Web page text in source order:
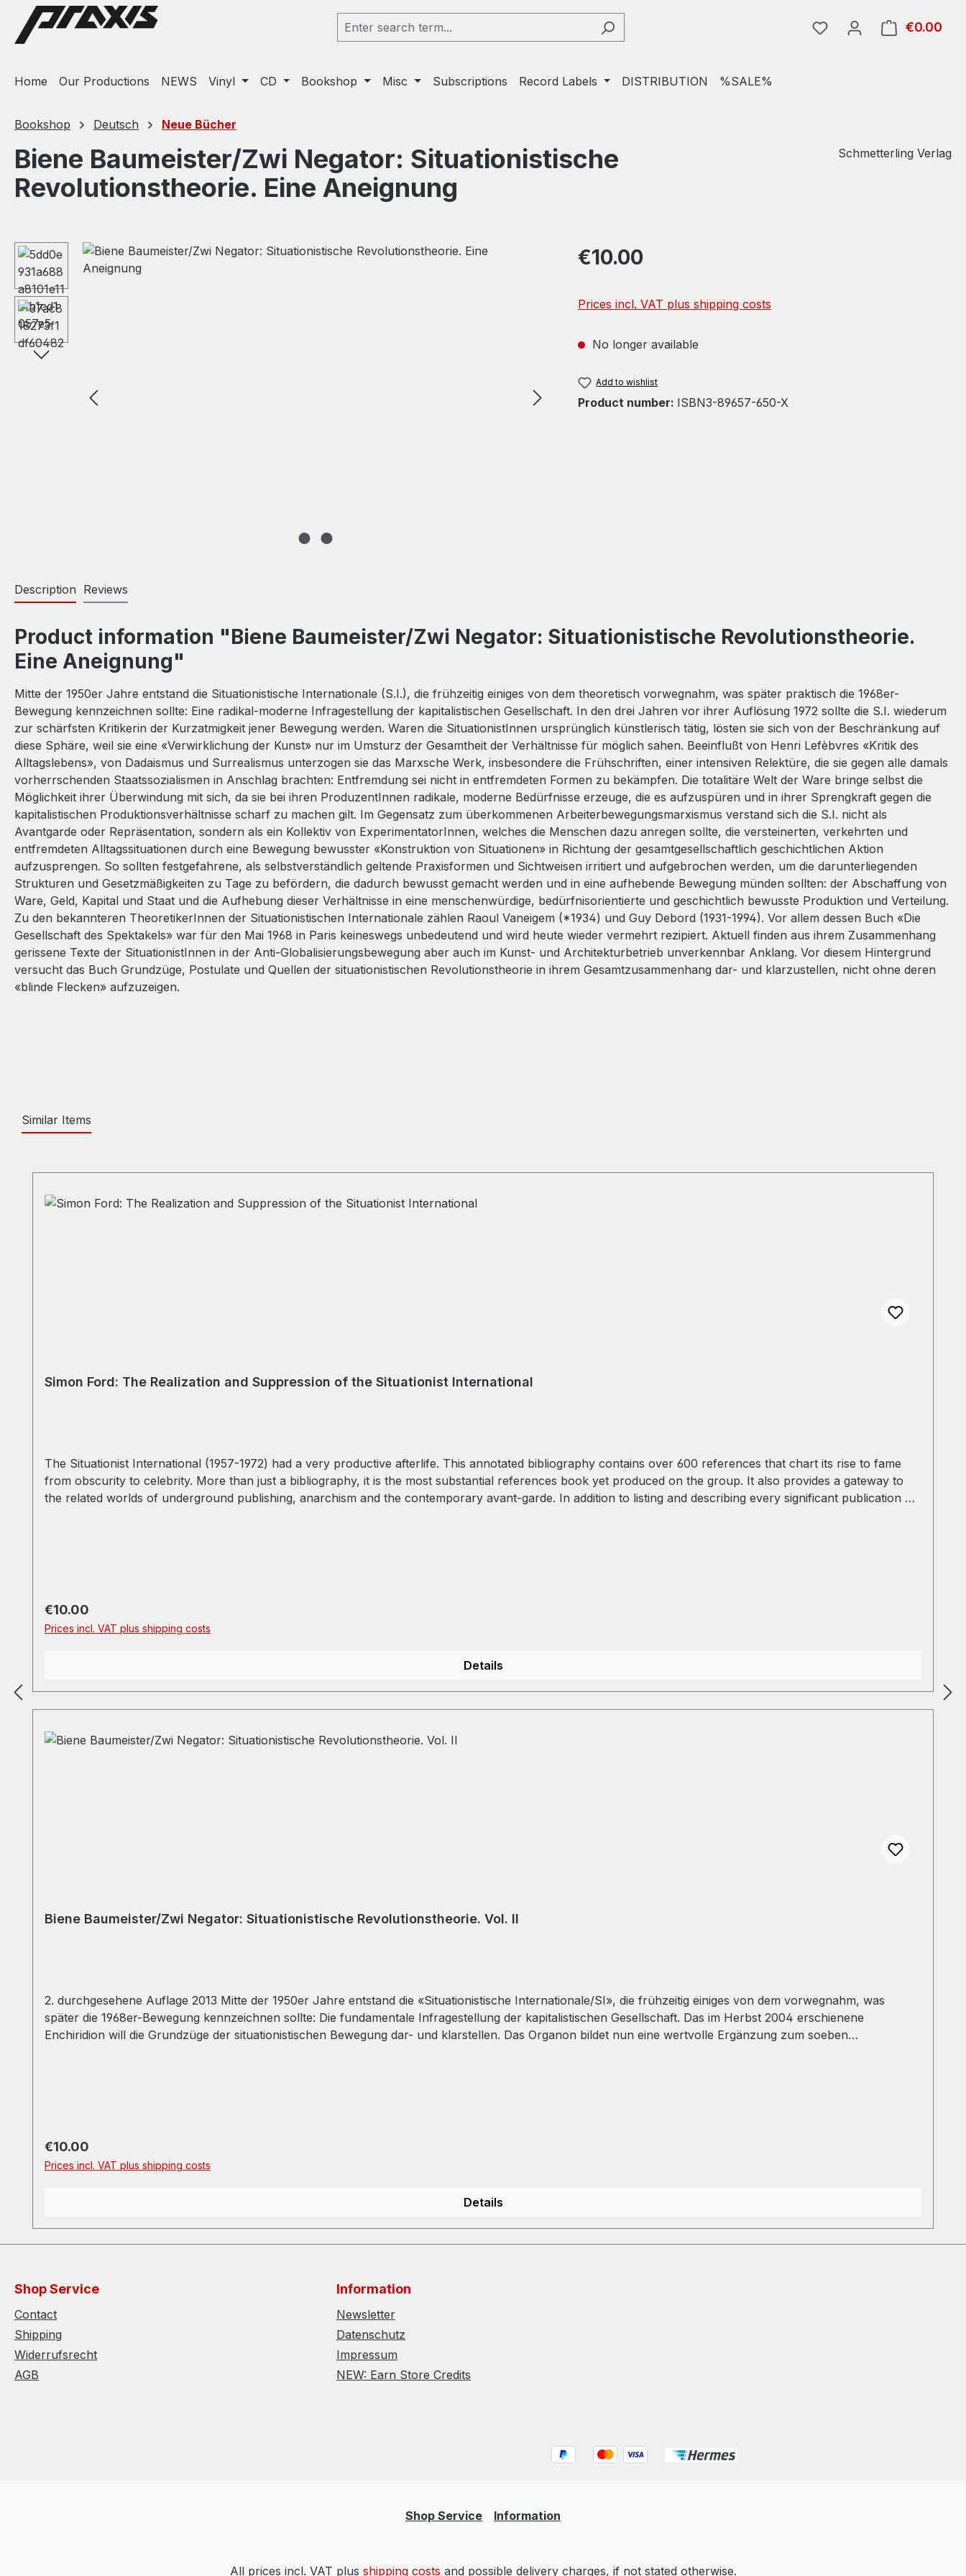
to main content
Skip to search
Skip to main navigation
€0.00
Home Our Productions NEWS Vinyl CD Bookshop Misc Subscriptions Record Labels DISTRIBUTION %SALE%
Bookshop Deutsch Neue Bücher
Biene Baumeister/Zwi Negator: Situationistische
Revolutionstheorie. Eine Aneignung
Schmetterling Verlag
Skip image gallery Regular price:
€10.00
Prices incl. VAT plus shipping costs
No longer available
Add to wishlist
Product number: ISBN3-89657-650-X
Description Reviews
Product information "Biene Baumeister/Zwi Negator: Situationistische Revolutionstheorie.
Eine Aneignung"
Mitte der 1950er Jahre entstand die Situationistische Internationale (S.I.), die frühzeitig einiges von dem theoretisch vorwegnahm, was später praktisch die 1968er-
Bewegung kennzeichnen sollte: Eine radikal-moderne Infragestellung der kapitalistischen Gesellschaft. In den drei Jahren vor ihrer Auflösung 1972 sollte die S.I. wiederum
zur schärfsten Kritikerin der Kurzatmigkeit jener Bewegung werden. Waren die SituationistInnen ursprünglich künstlerisch tätig, lösten sie sich von der Beschränkung auf
diese Sphäre, weil sie eine «Verwirklichung der Kunst» nur im Umsturz der Gesamtheit der Verhältnisse für möglich sahen. Beeinflußt von Henri Lefèbvres «Kritik des
Alltagslebens», von Dadaismus und Surrealismus unterzogen sie das Marxsche Werk, insbesondere die Frühschriften, einer intensiven Relektüre, die sie gegen alle damals
vorherrschenden Staatssozialismen in Anschlag brachten: Entfremdung sei nicht in entfremdeten Formen zu bekämpfen. Die totalitäre Welt der Ware bringe selbst die
Möglichkeit ihrer Überwindung mit sich, da sie bei ihren ProduzentInnen radikale, moderne Bedürfnisse erzeuge, die es aufzuspüren und in ihrer Sprengkraft gegen die
kapitalistischen Produktionsverhältnisse scharf zu machen gilt. Im Gegensatz zum überkommenen Arbeiterbewegungsmarxismus verstand sich die S.I. nicht als
Avantgarde oder Repräsentation, sondern als ein Kollektiv von ExperimentatorInnen, welches die Menschen dazu anregen sollte, die versteinerten, verkehrten und
entfremdeten Alltagssituationen durch eine Bewegung bewusster «Konstruktion von Situationen» in Richtung der gesamtgesellschaftlich geschichtlichen Aktion
aufzusprengen. So sollten festgefahrene, als selbstverständlich geltende Praxisformen und Sichtweisen irritiert und aufgebrochen werden, um die darunterliegenden
Strukturen und Gesetzmäßigkeiten zu Tage zu befördern, die dadurch bewusst gemacht werden und in eine aufhebende Bewegung münden sollten: der Abschaffung von
Ware, Geld, Kapital und Staat und die Aufhebung dieser Verhältnisse in eine menschenwürdige, bedürfnisorientierte und geschichtlich bewusste Produktion und Verteilung.
Zu den bekannteren TheoretikerInnen der Situationistischen Internationale zählen Raoul Vaneigem (*1934) und Guy Debord (1931-1994). Vor allem dessen Buch «Die
Gesellschaft des Spektakels» war für den Mai 1968 in Paris keineswegs unbedeutend und wird heute wieder vermehrt rezipiert. Aktuell finden aus ihrem Zusammenhang
gerissene Texte der SituationistInnen in der Anti-Globalisierungsbewegung aber auch im Kunst- und Architekturbetrieb unverkennbar Anklang. Vor diesem Hintergrund
versucht das Buch Grundzüge, Postulate und Quellen der situationistischen Revolutionstheorie in ihrem Gesamtzusammenhang dar- und klarzustellen, nicht ohne deren
«blinde Flecken» aufzuzeigen.
Similar Items
Simon Ford: The Realization and Suppression of the Situationist International
The Situationist International (1957-1972) had a very productive afterlife. This annotated bibliography contains over 600 references that chart its rise to fame
from obscurity to celebrity. More than just a bibliography, it is the most substantial references book yet produced on the group. It also provides a gateway to
the related worlds of underground publishing, anarchism and the contemporary avant-garde. In addition to listing and describing every significant publication on
Regular price:
€10.00
Prices incl. VAT plus shipping costs
Details
Biene Baumeister/Zwi Negator: Situationistische Revolutionstheorie. Vol. II
2. durchgesehene Auflage 2013 Mitte der 1950er Jahre entstand die «Situationistische Internationale/SI», die frühzeitig einiges von dem vorwegnahm, was
später die 1968er-Bewegung kennzeichnen sollte: Die fundamentale Infragestellung der kapitalistischen Gesellschaft. Das im Herbst 2004 erschienene
Enchiridion will die Grundzüge der situationistischen Bewegung dar- und klarstellen. Das Organon bildet nun eine wertvolle Ergänzung zum soeben
Regular price:
€10.00
Prices incl. VAT plus shipping costs
Details
Shop Service
Contact
Shipping
Widerrufsrecht
AGB
Information
Newsletter
Datenschutz
Impressum
NEW: Earn Store Credits
Shop Service Information
All prices incl. VAT plus shipping costs and possible delivery charges, if not stated otherwise.